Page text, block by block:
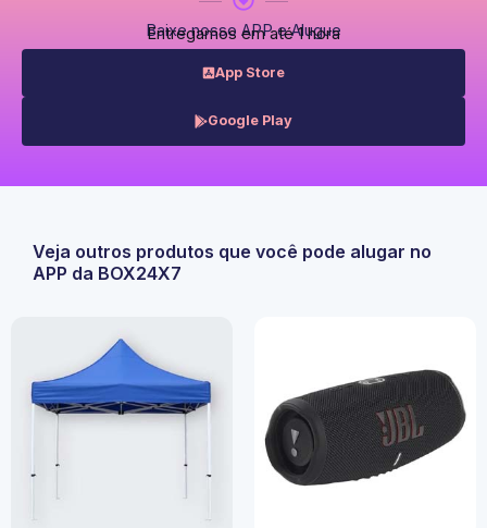
Baixe nosso APP e Alugue
Entregamos em até 1 hora
App Store
Google Play
Veja outros produtos que você pode alugar no
APP da BOX24X7